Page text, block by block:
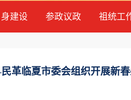
身建设 参政议政 祖统工
临夏市委会组织开展新春